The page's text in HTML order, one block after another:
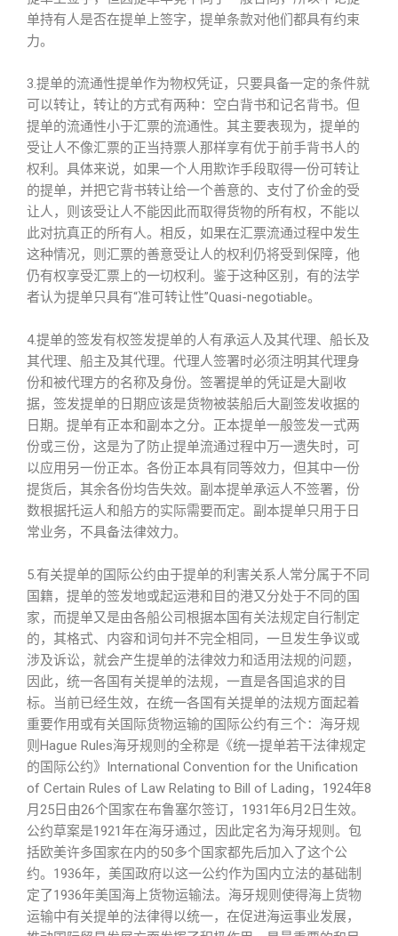
单持有人是否在提单上签字，提单条款对他们都具有约束
力。
3.提单的流通性提单作为物权凭证，只要具备一定的条件就
可以转让，转让的方式有两种：空白背书和记名背书。但
提单的流通性小于汇票的流通性。其主要表现为，提单的
受让人不像汇票的正当持票人那样享有优于前手背书人的
权利。具体来说，如果一个人用欺诈手段取得一份可转让
的提单，并把它背书转让给一个善意的、支付了价金的受
让人，则该受让人不能因此而取得货物的所有权，不能以
此对抗真正的所有人。相反，如果在汇票流通过程中发生
这种情况，则汇票的善意受让人的权利仍将受到保障，他
仍有权享受汇票上的一切权利。鉴于这种区别，有的法学
者认为提单只具有“准可转让性”Quasi-negotiable。
4.提单的签发有权签发提单的人有承运人及其代理、船长及
其代理、船主及其代理。代理人签署时必须注明其代理身
份和被代理方的名称及身份。签署提单的凭证是大副收
据，签发提单的日期应该是货物被装船后大副签发收据的
日期。提单有正本和副本之分。正本提单一般签发一式两
份或三份，这是为了防止提单流通过程中万一遗失时，可
以应用另一份正本。各份正本具有同等效力，但其中一份
提货后，其余各份均告失效。副本提单承运人不签署，份
数根据托运人和船方的实际需要而定。副本提单只用于日
常业务，不具备法律效力。
5.有关提单的国际公约由于提单的利害关系人常分属于不同
国籍，提单的签发地或起运港和目的港又分处于不同的国
家，而提单又是由各船公司根据本国有关法规定自行制定
的，其格式、内容和词句并不完全相同，一旦发生争议或
涉及诉讼，就会产生提单的法律效力和适用法规的问题，
因此，统一各国有关提单的法规，一直是各国追求的目
标。当前已经生效，在统一各国有关提单的法规方面起着
重要作用或有关国际货物运输的国际公约有三个：海牙规
则Hague Rules海牙规则的全称是《统一提单若干法律规定
的国际公约》International Convention for the Unification
of Certain Rules of Law Relating to Bill of Lading，1924年8
月25日由26个国家在布鲁塞尔签订，1931年6月2日生效。
公约草案是1921年在海牙通过，因此定名为海牙规则。包
括欧美许多国家在内的50多个国家都先后加入了这个公
约。1936年，美国政府以这一公约作为国内立法的基础制
定了1936年美国海上货物运输法。海牙规则使得海上货物
运输中有关提单的法律得以统一，在促进海运事业发展，